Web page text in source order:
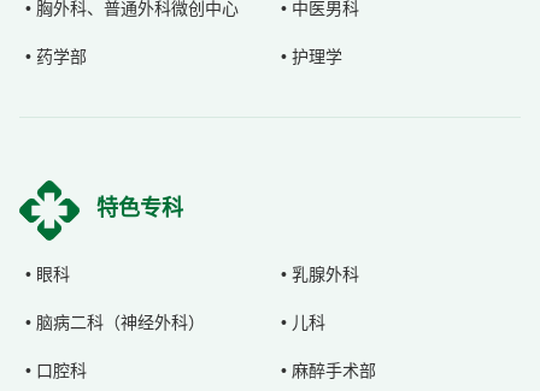
• 胸外科、普通外科微创中心 • 中医男科
• 药学部 • 护理学
特色专科
• 眼科 • 乳腺外科
• 脑病二科（神经外科） • 儿科
• 口腔科 • 麻醉手术部